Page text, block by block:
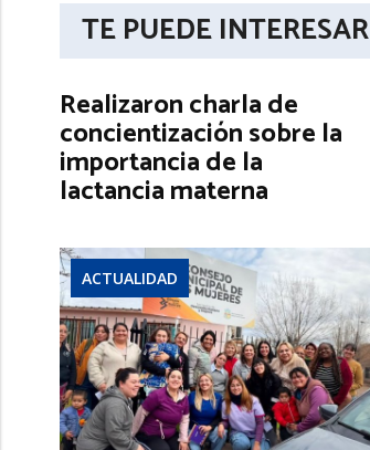
TE PUEDE INTERESAR
Realizaron charla de
concientización sobre la
importancia de la
lactancia materna
ACTUALIDAD